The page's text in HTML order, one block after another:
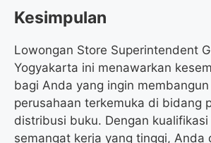
Kesimpulan
Lowongan Store Superintendent
Yogyakarta ini menawarkan
bagi Anda yang ingin
perusahaan terkemuka di bidang
distribusi buku. Dengan
semangat kerja yang tinggi, Anda